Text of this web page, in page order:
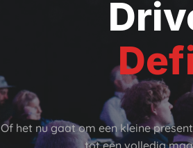
Of het nu gaat om een kleine
tot een volledig